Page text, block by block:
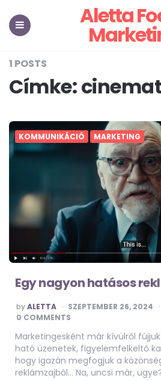
Aletta
1 POSTS
Címke:
KOMMUNIKÁCIÓ MARKETING
Egy nagyon hatásos
POSTED
BY
byALETTA SZEPTEMBER 26, 2024
0 COMMENTS
Marketingesként már kívülről
ható üzenetek, figyelemfelkeltő
hogy igazán megfogjuk a
reklámzajból… Na, uncsi már,